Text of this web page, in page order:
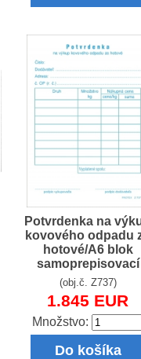
Potvrdenka na
kovového odpadu
hotové/A6 blok
samoprepisovací
(obj.č. Z737)
1.845 EUR
Množstvo:
Do košíka